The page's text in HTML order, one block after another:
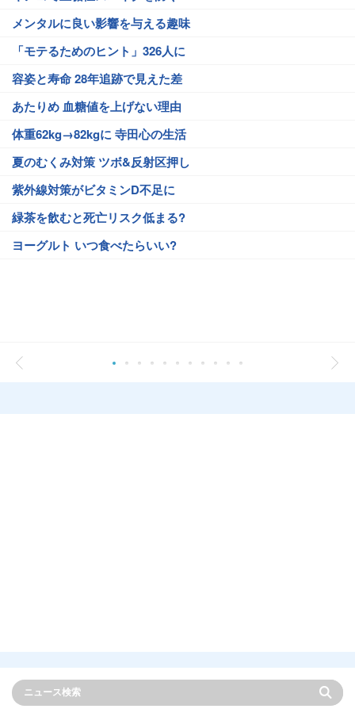
メンタルに良い影響を与える趣味
「モテるためのヒント」326人に
容姿と寿命 28年追跡で見えた差
あたりめ 血糖値を上げない理由
体重62kg→82kgに 寺田心の生活
夏のむくみ対策 ツボ&反射区押し
紫外線対策がビタミンD不足に
緑茶を飲むと死亡リスク低まる?
ヨーグルト いつ食べたらいい?